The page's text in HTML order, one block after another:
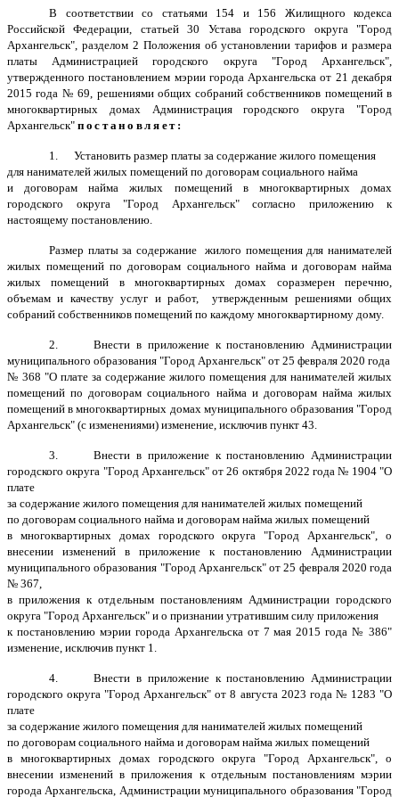
В соответствии со статьями 154 и 156 Жилищного кодекса
Российской Федерации, статьей 30 Устава городского округа "Город
Архангельск", разделом 2 Положения об установлении тарифов и размера
платы Администрацией городского округа "Город Архангельск",
утвержденного постановлением мэрии города Архангельска от 21 декабря
2015 года № 69, решениями общих собраний собственников помещений в
многоквартирных домах Администрация городского округа "Город
Архангельск" постановляет:
1. Установить размер платы за содержание жилого помещения
для нанимателей жилых помещений по договорам социального найма
и договорам найма жилых помещений в многоквартирных домах
городского округа "Город Архангельск" согласно приложению к
настоящему постановлению.
Размер платы за содержание жилого помещения для нанимателей
жилых помещений по договорам социального найма и договорам найма
жилых помещений в многоквартирных домах соразмерен перечню,
объемам и качеству услуг и работ, утвержденным решениями общих
собраний собственников помещений по каждому многоквартирному дому.
2. Внести в приложение к постановлению Администрации
муниципального образования "Город Архангельск" от 25 февраля 2020 года
№ 368 "О плате за содержание жилого помещения для нанимателей жилых
помещений по договорам социального найма и договорам найма жилых
помещений в многоквартирных домах муниципального образования "Город
Архангельск" (с изменениями) изменение, исключив пункт 43.
3. Внести в приложение к постановлению Администрации
городского округа "Город Архангельск" от 26 октября 2022 года № 1904 "О
плате
за содержание жилого помещения для нанимателей жилых помещений
по договорам социального найма и договорам найма жилых помещений
в многоквартирных домах городского округа "Город Архангельск", о
внесении изменений в приложение к постановлению Администрации
муниципального образования "Город Архангельск" от 25 февраля 2020 года
№ 367,
в приложения к отдельным постановлениям Администрации городского
округа "Город Архангельск" и о признании утратившим силу приложения
к постановлению мэрии города Архангельска от 7 мая 2015 года № 386"
изменение, исключив пункт 1.
4. Внести в приложение к постановлению Администрации
городского округа "Город Архангельск" от 8 августа 2023 года № 1283 "О
плате
за содержание жилого помещения для нанимателей жилых помещений
по договорам социального найма и договорам найма жилых помещений
в многоквартирных домах городского округа "Город Архангельск", о
внесении изменений в приложения к отдельным постановлениям мэрии
города Архангельска, Администрации муниципального образования "Город